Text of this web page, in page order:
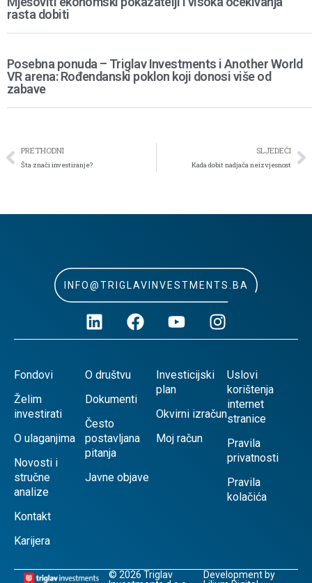
rasta dobiti
Posebna ponuda – Triglav Investments i Another World
VR arena: Rođendanski poklon koji donosi više od
zabave
PRETHODNI
Šta znači investiranje?
SLJEDEĆI
Kada dobit nadjača neizvjesnost
INFO@TRIGLAVINVESTMENTS.BA
Fondovi
Želim
investirati
O ulaganjima
Novosti i
stručne
analize
Kontakt
Karijera
O društvu
Dokumenti
Često
postavljana
pitanja
Javne objave
Investicijski
plan
Okvirni izračun
Moj račun
Uslovi
korištenja
internet
stranice
Pravila
privatnosti
Pravila
kolačića
© 2026 Triglav
Development by